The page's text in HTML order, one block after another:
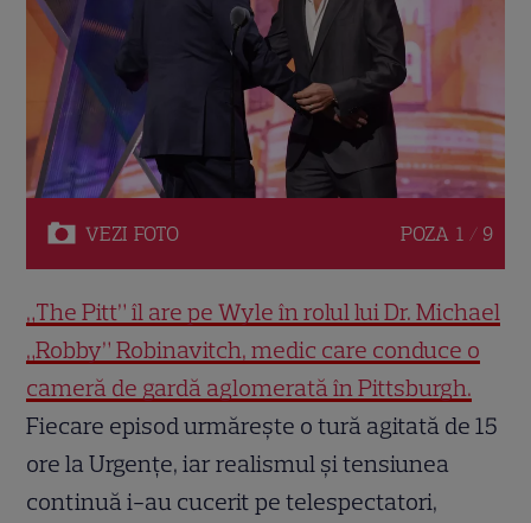
VEZI FOTO POZA 1 / 9
„The Pitt” îl are pe Wyle în rolul lui Dr. Michael
„Robby” Robinavitch, medic care conduce o
cameră de gardă aglomerată în Pittsburgh.
Fiecare episod urmărește o tură agitată de 15
ore la Urgențe, iar realismul și tensiunea
continuă i-au cucerit pe telespectatori,